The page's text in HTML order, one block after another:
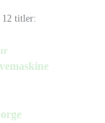
12 titler: